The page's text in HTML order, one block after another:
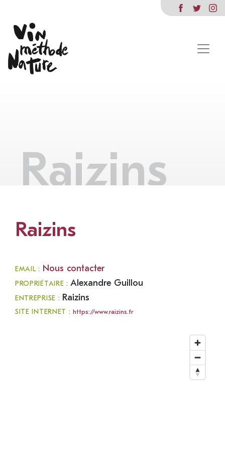
Raizins
Raizins
EMAIL : Nous contacter
PROPRIÉTAIRE :Alexandre Guillou
ENTREPRISE : Raizins
SITE INTERNET :https://www.raizins.fr